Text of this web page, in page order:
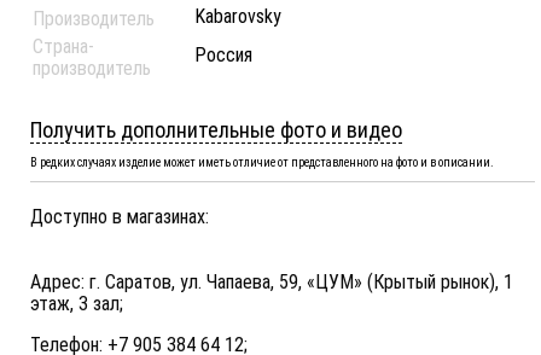
Производитель
Kabarovsky
Страна-
производитель
Россия
Получить дополнительные фото и видео
В редких случаях изделие может иметь отличие от представленного на фото и в описании.
Доступно в магазинах:
Адрес: г. Саратов, ул. Чапаева, 59, «ЦУМ» (Крытый рынок), 1
этаж, 3 зал;
Телефон: +7 905 384 64 12;